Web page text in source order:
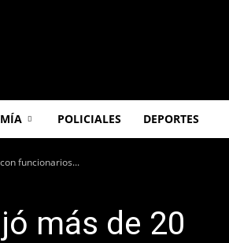
POLICIALES DEPORTES
funcionarios...
más de 20